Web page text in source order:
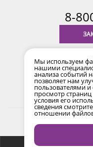
8-
2017-2026 © Все
защищена
Мы используем
нашими
анализа событий
позволяет нам
пользователями
просмотр
условия его
сведения
отношении